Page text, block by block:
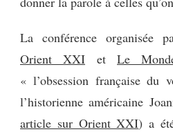
La conférence organisée
Orient XXI et Le
« l’obsession française du
l’historienne américaine
article sur Orient XXI) a